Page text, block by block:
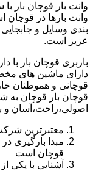
وانت بار قوچان بار
وانت بارها در
بندی وسایل و
عزیز است.
باربری قوچان بار با
دارای ماشین های
قوچانی و هموطنان
قوچان بار قوچان به
اصولی،راحت،آسان و
معتبرترین
مبدا بارگیری
قوچان است
آشنایی با یکی